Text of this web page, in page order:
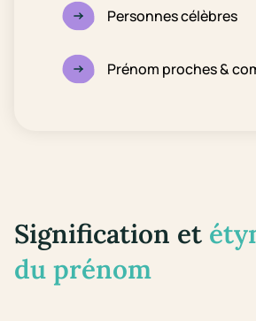
Personnes célèbres
Prénom proches &
Signification et
du prénom